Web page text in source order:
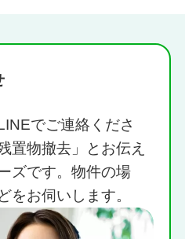
でご連絡くださ
置物撤去」とお伝え
ズです。物件の場
をお伺いします。